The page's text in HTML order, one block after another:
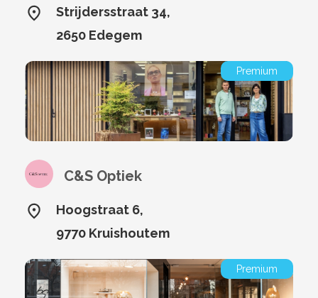
Strijdersstraat 34,
2650 Edegem
Premium
C&S Optiek
Hoogstraat 6,
9770 Kruishoutem
Premium